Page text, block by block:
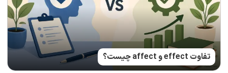
تفاوت effect و affect چیست؟